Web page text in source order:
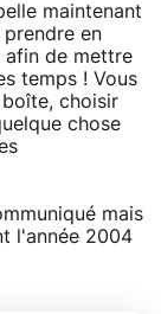
maintenant
en
afin de mettre
temps ! Vous
choisir
chose
mais
l'année 2004